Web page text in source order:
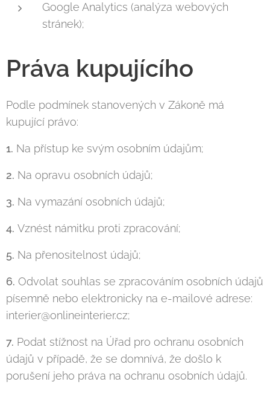
Google Analytics (analýza webových
stránek);
Práva kupujícího
Podle podmínek stanovených v Zákoně má
kupující právo:
1. Na přístup ke svým osobním údajům;
2. Na opravu osobních údajů;
3. Na vymazání osobních údajů;
4. Vznést námitku proti zpracování;
5. Na přenositelnost údajů;
6. Odvolat souhlas se zpracováním osobních údajů
písemně nebo elektronicky na e-mailové adrese:
interier@onlineinterier.cz;
7. Podat stížnost na Úřad pro ochranu osobních
údajů v případě, že se domnívá, že došlo k
porušení jeho práva na ochranu osobních údajů.